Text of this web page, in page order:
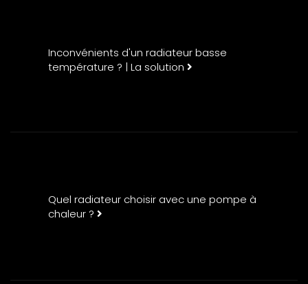
Inconvénients d'un radiateur basse
température ? | La solution
Quel radiateur choisir avec une pompe à
chaleur ?